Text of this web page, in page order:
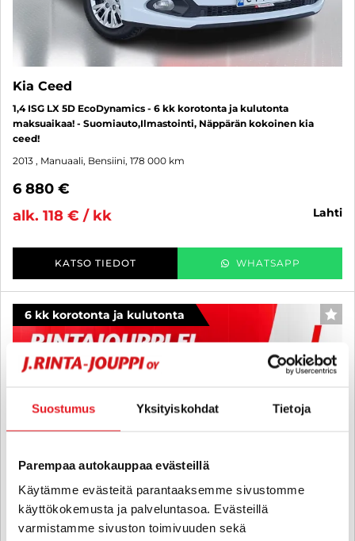
Suostumus Yksityiskohdat Tietoja
Parempaa autokauppaa evästeillä
Käytämme evästeitä parantaaksemme sivustomme
käyttökokemusta ja palveluntasoa. Evästeillä
varmistamme sivuston toimivuuden sekä
Kia Ceed
1,4 ISG LX 5D EcoDynamics - 6 kk korotonta ja kulutonta
maksuaikaa! - Suomiauto,Ilmastointi, Näppärän kokoinen kia
ceed!
2013 , Manuaali, Bensiini, 178 000 km
6 880 €
alk. 118 € / kk
lahti
KATSO TIEDOT WHATSAPP
6 kk korotonta ja kulutonta